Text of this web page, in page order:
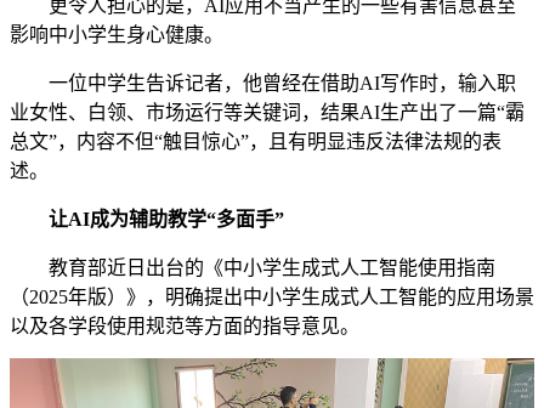
更令人担心的是，AI应用不当产生的一些有害信息甚至
影响中小学生身心健康。
一位中学生告诉记者，他曾经在借助AI写作时，输入职
业女性、白领、市场运行等关键词，结果AI生产出了一篇“霸
总文”，内容不但“触目惊心”，且有明显违反法律法规的表
述。
让AI成为辅助教学“多面手”
教育部近日出台的《中小学生成式人工智能使用指南
（2025年版）》，明确提出中小学生成式人工智能的应用场景
以及各学段使用规范等方面的指导意见。